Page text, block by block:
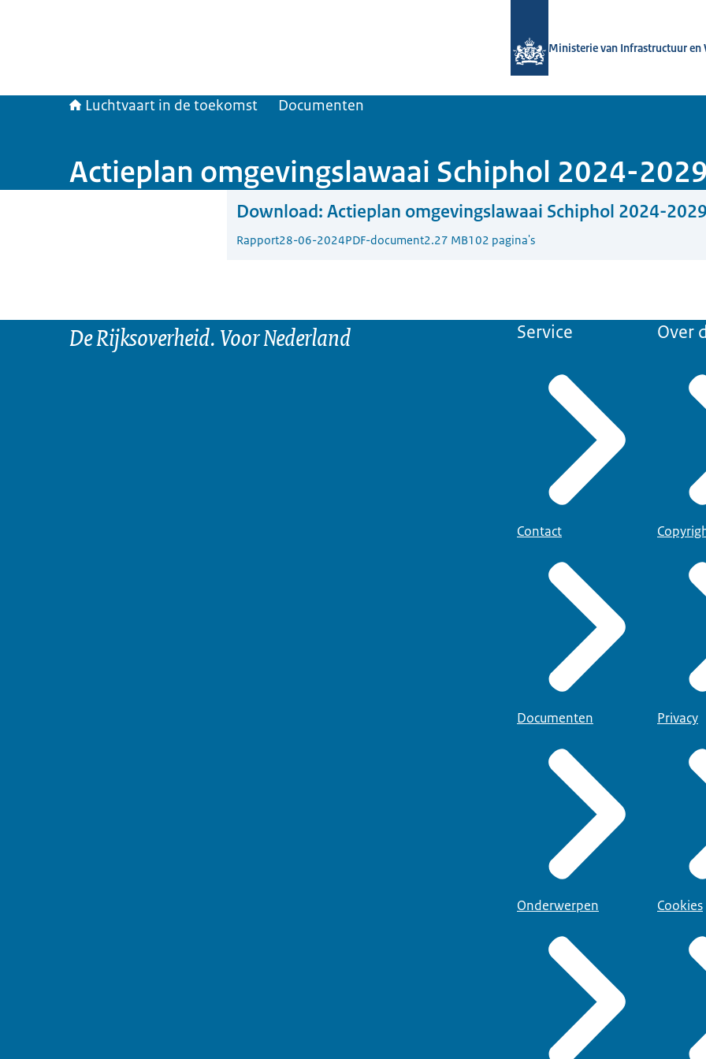
Ministerie van Infrastructuur en
Luchtvaart in de toekomst Documenten
Actieplan omgevingslawaai Schiphol 2024-
Download: Actieplan omgevingslawaai Schiphol 2024-
Rapport28-06-2024PDF-document2.27 MB102 pagina's
De Rijksoverheid. Voor Nederland Service
Contact
Documenten
Onderwerpen
Over
Privacy
Cookies